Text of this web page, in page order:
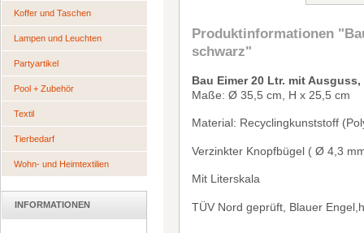
Koffer und Taschen
Lampen und Leuchten
Partyartikel
Pool + Zubehör
Textil
Tierbedarf
Wohn- und Heimtextilien
INFORMATIONEN
Produktinformationen
schwarz"
Bau Eimer 20 Ltr. mit
Maße:Ø 35,5 cm, H x 25,5 cm
Material: Recyclingkunststoff
Verzinkter Knopfbügel (Ø 4,3
Mit Literskala
TÜV Nord geprüft, Blauer